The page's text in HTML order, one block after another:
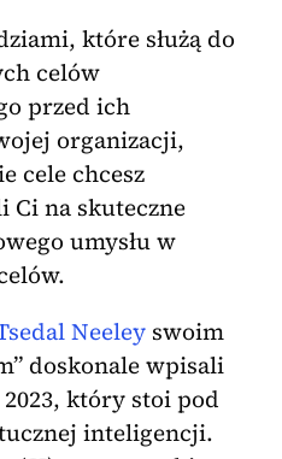
które służą do
celów
przed ich
organizacji,
cele chcesz
Ci na skuteczne
umysłu w
Neeleyswoim
doskonale wpisali
który stoi pod
inteligencji.